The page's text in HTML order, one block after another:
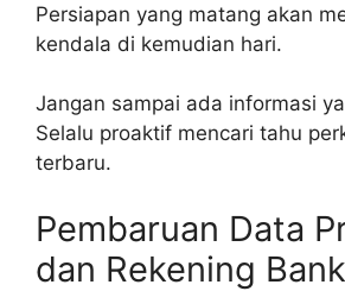
Persiapan yang matang akan
kendala di kemudian hari.
Jangan sampai ada informasi
Selalu proaktif mencari tahu
terbaru.
Pembaruan Data
dan Rekening Bank